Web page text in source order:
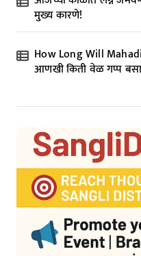
मुख्य कारणे!
How Long Will
आणखी किती वेळ गप्प